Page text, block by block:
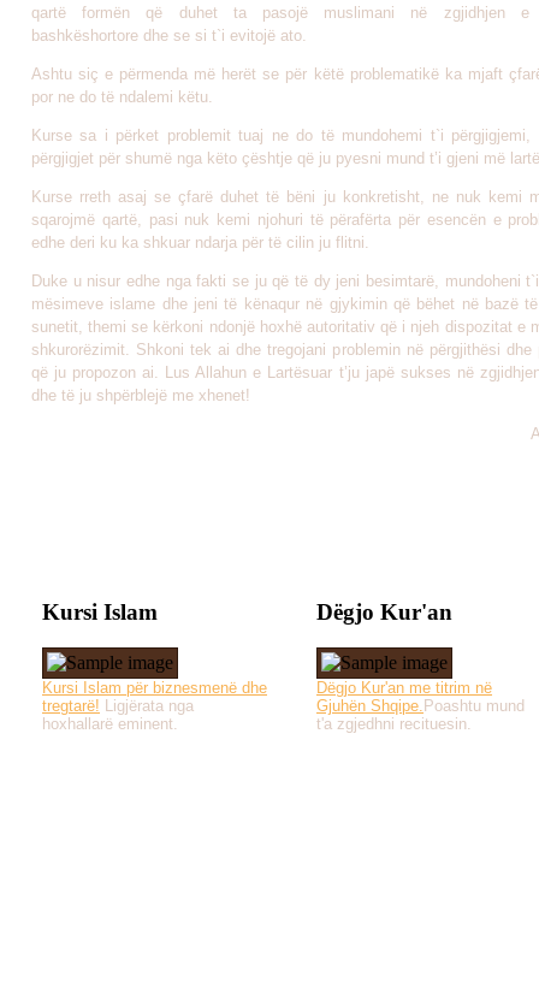
qartë formën që duhet ta pasojë muslimani në zgjidhjen e
bashkëshortore dhe se si t`i evitojë ato.
Ashtu siç e përmenda më herët se për këtë problematikë ka mjaft
por ne do të ndalemi këtu.
Kurse sa i përket problemit tuaj ne do të mundohemi t`i përgjigjemi,
përgjigjet për shumë nga këto çështje që ju pyesni mund t’i gjeni më
Kurse rreth asaj se çfarë duhet të bëni ju konkretisht, ne nuk kemi
sqarojmë qartë, pasi nuk kemi njohuri të përafërta për esencën e
edhe deri ku ka shkuar ndarja për të cilin ju flitni.
Duke u nisur edhe nga fakti se ju që të dy jeni besimtarë, mundoheni
mësimeve islame dhe jeni të kënaqur në gjykimin që bëhet në bazë
sunetit, themi se kërkoni ndonjë hoxhë autoritativ që i njeh dispozitat e
shkurorëzimit. Shkoni tek ai dhe tregojani problemin në përgjithësi dhe
që ju propozon ai. Lus Allahun e Lartësuar t’ju japë sukses në
dhe të ju shpërblejë me xhenet!
Kursi Islam
Kursi Islam për biznesmenë dhe
tregtarë! Ligjërata nga
hoxhallarë eminent.
Dëgjo Kur'an
Dëgjo Kur'an me titrim në
Gjuhën Shqipe. Poashtu mund
t'a zgjedhni recituesin.